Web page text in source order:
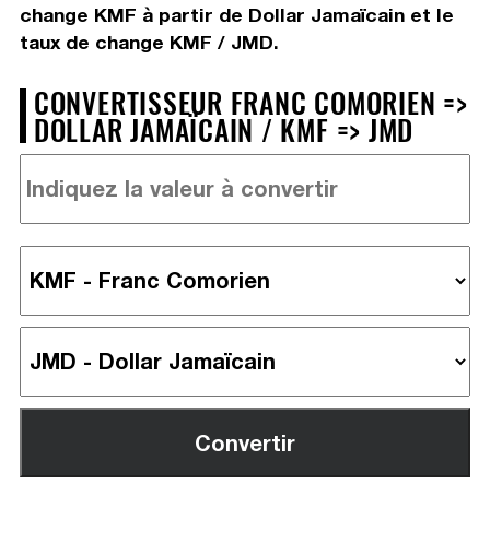
change KMF à partir de Dollar Jamaïcain et le
taux de change KMF / JMD.
CONVERTISSEUR FRANC COMORIEN =>
DOLLAR JAMAÏCAIN / KMF => JMD